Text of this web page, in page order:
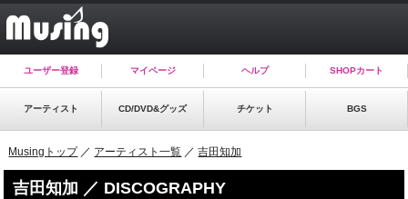
ユーザー登録 マイページ ヘルプ SHOPカート
アーティスト CD/DVD&グッズ チケット BGS
Musingトップ／ アーティスト一覧 ／吉田知加
吉田知加 ／ DISCOGRAPHY